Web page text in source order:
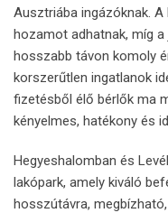
Ausztriába ingázóknak.
hozamot adhatnak, míg
hosszabb távon komoly
korszerűtlen ingatlanok
fizetésből élő bérlők ma
kényelmes, hatékony és
Hegyeshalomban és
lakópark, amely kiváló
hosszútávra,